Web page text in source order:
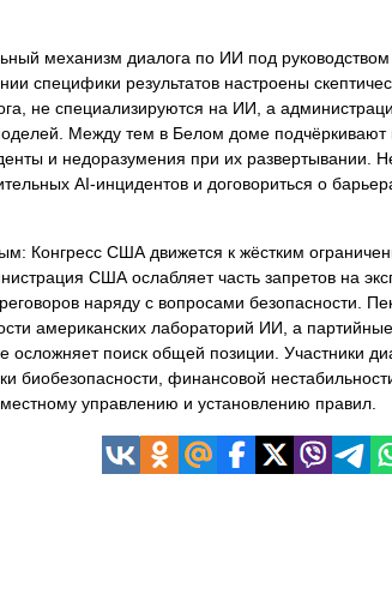
механизм диалога по ИИ под
специфики результатов настроены
не специализируются на ИИ, а
Между тем в Белом доме
и недоразумения при их развертывании.
AI-инцидентов и договориться о
Конгресс США движется к жёстким
США ослабляет часть запретов на
наряду с вопросами
американских лабораторий ИИ, а
поиск общей позиции. Участники
биобезопасности, финансовой
управлению и установлению правил.